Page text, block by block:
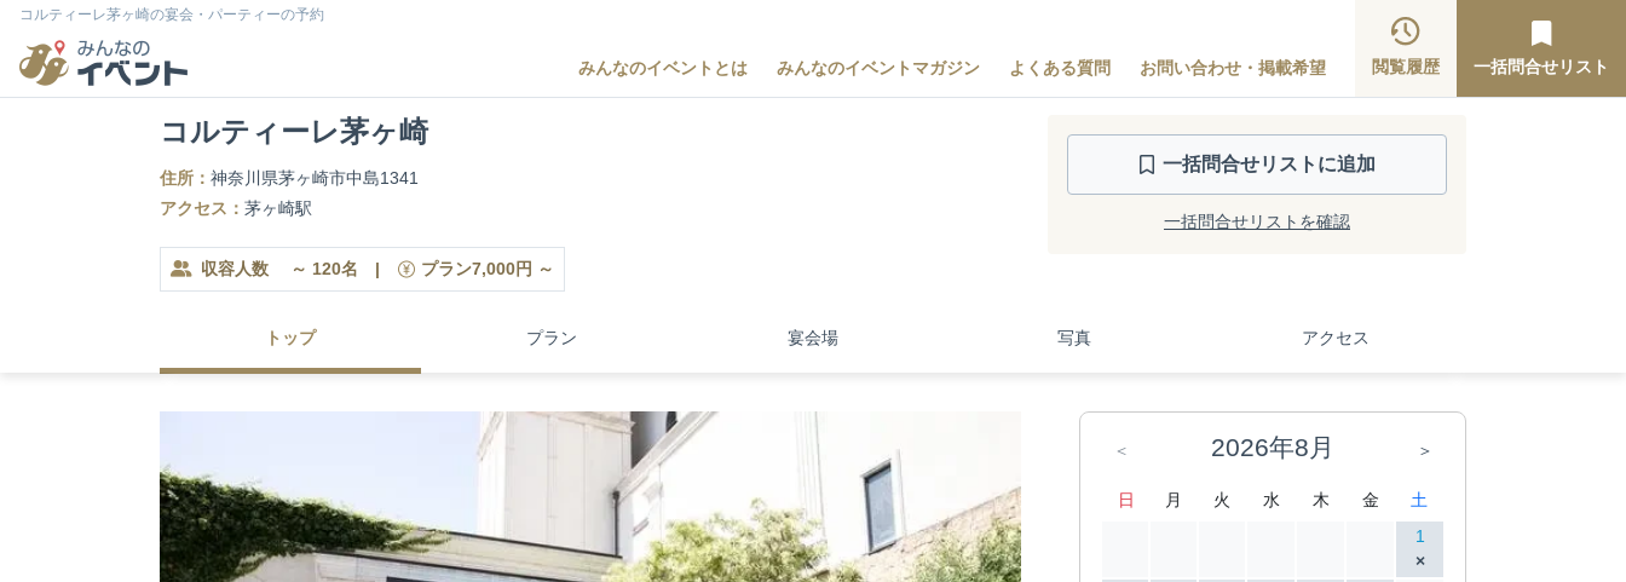
コルティーレ茅ヶ崎の宴会・パーティーの予約
みんなのイベントとは みんなのイベントマガジン よくある質問 お問い合わせ・掲載希望 閲覧履歴 一括問合せリスト
コルティーレ茅ヶ崎
住所： 神奈川県茅ヶ崎市中島1341
アクセス： 茅ヶ崎駅
収容人数 ～ 120名 | プラン7,000円 ～
一括問合せリストに追加
一括問合せリストを確認
トップ プラン 宴会場 写真 アクセス
＜ 2026年8月 ＞
日 月 火 水 木 金
土
1